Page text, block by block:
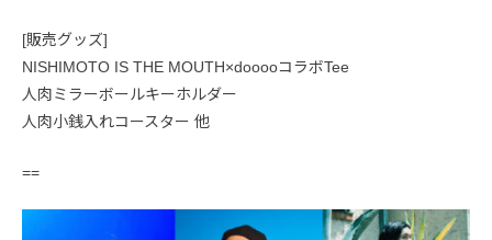
[販売グッズ]
NISHIMOTO IS THE MOUTH×dooooコラボTee
人肉ミラーボールキーホルダー
人肉小銭入れコースター 他
==